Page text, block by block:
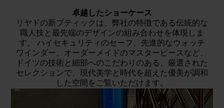
卓越したショーケース
リヤドの新ブティックは、弊社の特徴である伝統的な
職人技と最先端のデザインの組み合わせを体現しま
す。 ハイセキュリティのセーフ、先進的なウォッチ
ワインダー、オーダーメイドのマスターピースなど、
ドイツの技術と細部へのこだわりのある、厳選された
セレクションで、現代美学と時代を超えた優美が調和
した空間をご覧いただけます。